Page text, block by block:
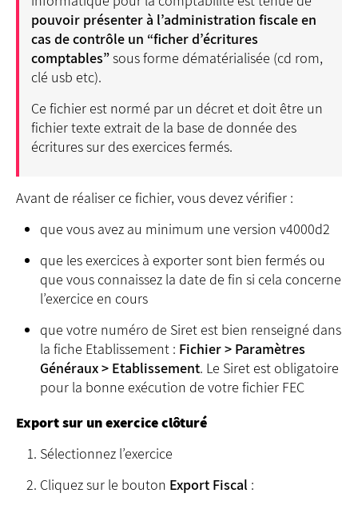
pouvoir présenter à l’administration fiscale en
cas de contrôle un “ficher d’écritures
comptables”sous forme dématérialisée (cd rom,
clé usb etc).
Ce fichier est normé par un décret et doit être un
fichier texte extrait de la base de donnée des
écritures sur des exercices fermés.
Avant de réaliser ce fichier, vous devez vérifier :
que vous avez au minimum une version v4000d2
que les exercices à exporter sont bien fermés ou
que vous connaissez la date de fin si cela concerne
l’exercice en cours
que votre numéro de Siret est bien renseigné dans
la fiche Etablissement : Fichier > Paramètres
Généraux > Etablissement. Le Siret est obligatoire
pour la bonne exécution de votre fichier FEC
Export sur un exercice clôturé
Sélectionnez l’exercice
Cliquez sur le bouton Export Fiscal :